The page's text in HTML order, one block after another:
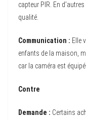
capteur PIR. En
qualité.
Communication : Elle
enfants de la maison,
car la caméra est
Contre
Demande : Certains